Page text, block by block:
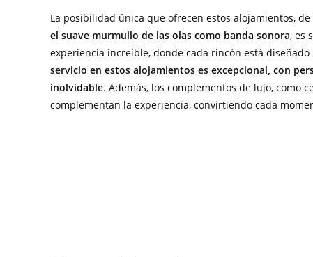
La posibilidad única que ofrecen estos alojamientos, de
el suave murmullo de las olas como banda sonora, es
experiencia increíble, donde cada rincón está
servicio en estos alojamientos es excepcional, con
inolvidable. Además, los complementos de lujo, como
complementan la experiencia, convirtiendo cada